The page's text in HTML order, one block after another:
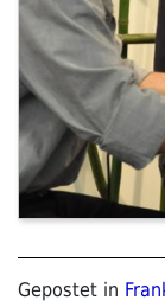
Gepostet in